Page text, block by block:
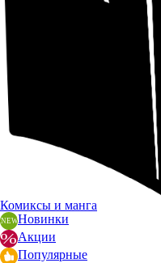
Комиксы и манга
Новинки
Акции
Популярные